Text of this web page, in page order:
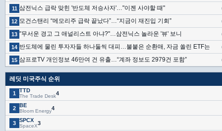
11 삼전닉스 급락 맞힌 '반도체 저승사자'…"이젠 사야할 때"
12 모건스탠리 “메모리주 급락 끝났다”…“지금이 재진입 기회”
13 "무서운 경고 그 애널리스트 아냐?"…삼전닉스 놀라운 '뷰' 보니
14 반도체에 물린 투자자들 하나둘씩 대피…불붙은 순환매, 자금 쏠린 ETF는
15 삼프로TV 개인정보 46만여 건 유출…“계좌 정보도 2979건 포함”
레딧 미국주식 순위
1 TTD
The Trade Desk4
2 BE
Bloom Energy4
3 SPCX
SpaceX3